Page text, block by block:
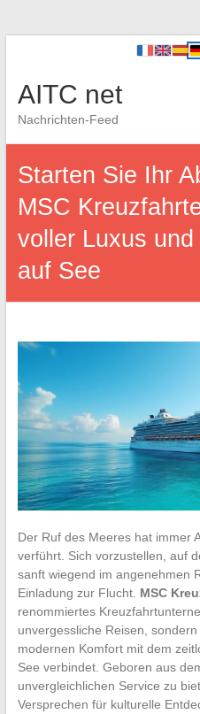
AITC net
Nachrichten-Feed
Starten Sie Ihr
MSC
voller Luxus
auf See
Der Ruf des Meeres hat immer
verführt. Sich vorzustellen, auf
sanft wiegend im angenehmen
Einladung zur Flucht. MSC
renommiertes
unvergessliche Reisen,
modernen Komfort mit dem
See verbindet. Geboren aus
unvergleichlichen Service zu
Versprechen für kulturelle